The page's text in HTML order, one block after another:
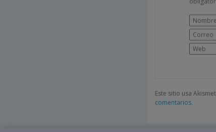
Este sitio usa
comentarios.